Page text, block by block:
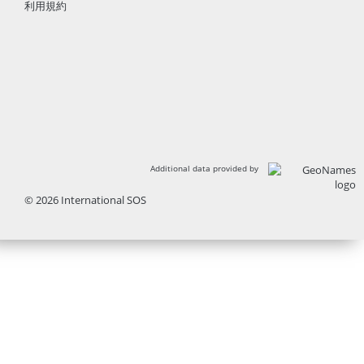
利用規約
Additional data provided by
© 2026 International SOS